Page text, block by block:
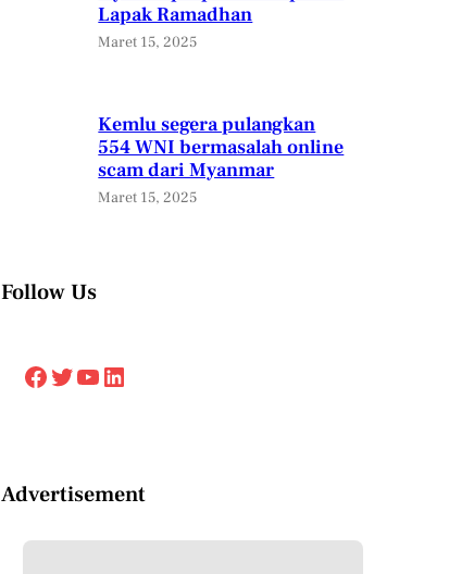
Lapak Ramadhan
Maret 15, 2025
Kemlu segera pulangkan
554 WNI bermasalah online
scam dari Myanmar
Maret 15, 2025
Follow Us
Facebook Twitter YouTube LinkedIn
Advertisement